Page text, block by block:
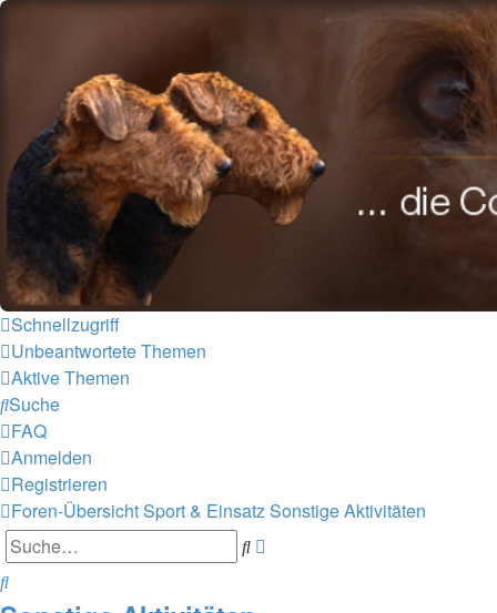
airedale-forum.de
Schnellzugriff
Unbeantwortete Themen
Aktive Themen
Suche
FAQ
Anmelden
Registrieren
Foren-ÜbersichtSport & EinsatzSonstige Aktivitäten
Suche
Suche